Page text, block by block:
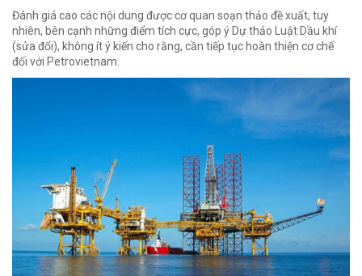
Đánh giá cao các nội dung được cơ quan soạn thảo đề xuất, tuy
nhiên, bên cạnh những điểm tích cực, góp ý Dự thảo Luật Dầu khí
(sửa đổi), không ít ý kiến cho rằng, cần tiếp tục hoàn thiện cơ chế
đối với Petrovietnam.